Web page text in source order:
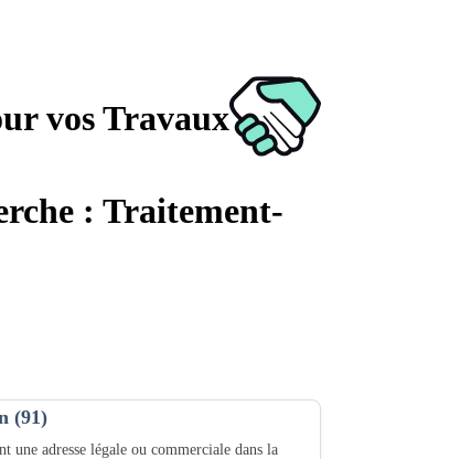
vos Travaux
: Traitement-
(91)
une adresse légale ou commerciale dans la